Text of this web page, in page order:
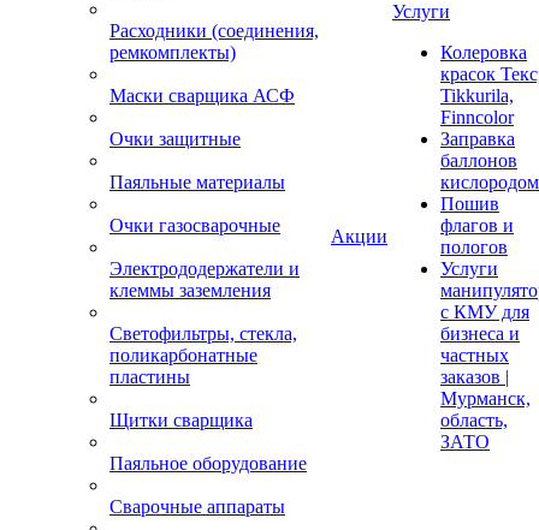
Расходники (соединения,
ремкомплекты)
Маски сварщика АСФ
Очки защитные
Паяльные материалы
Очки газосварочные
Электрододержатели и
клеммы заземления
Светофильтры, стекла,
поликарбонатные
пластины
Щитки сварщика
Паяльное оборудование
Сварочные аппараты
Акции
Услуги
Колеровка
красок
Tikkurila,
Finncolor
Заправка
баллонов
кислородом
Пошив
флагов и
пологов
Услуги
с КМУ для
бизнеса и
частных
заказов |
Мурманск,
область,
ЗАТО